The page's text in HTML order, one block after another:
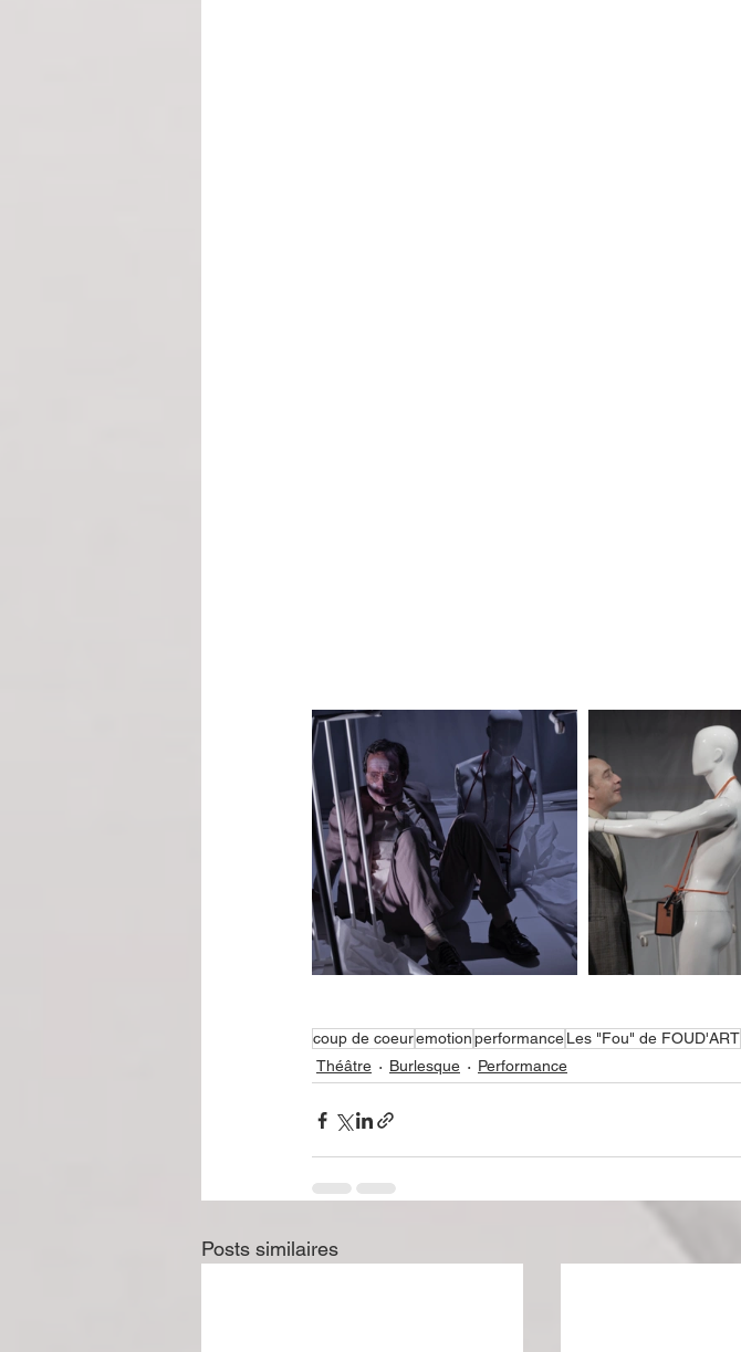
coup de coeuremotionperformanceLes "Fou" de FOUD'ART
Théâtre
Burlesque Performance
Posts similaires